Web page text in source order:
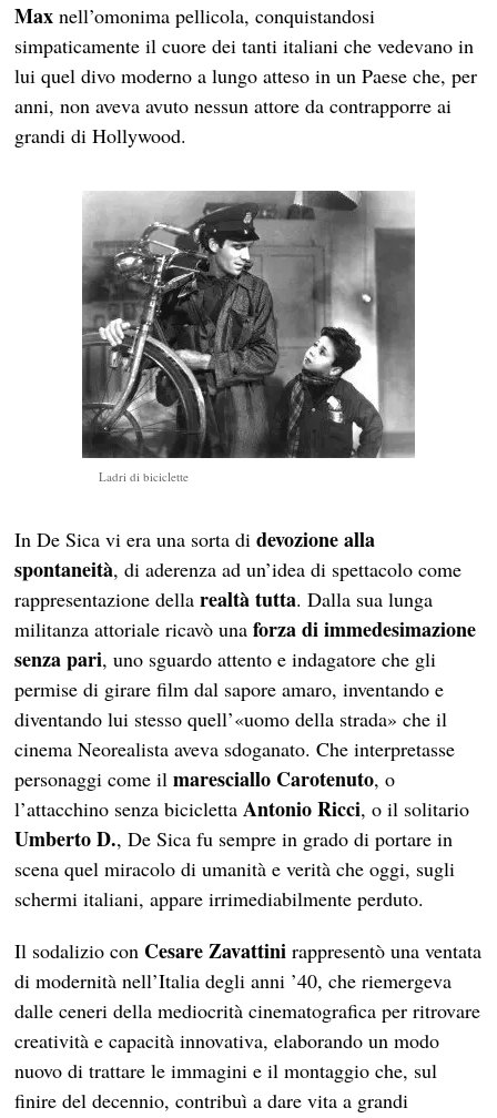
Max nell’omonima pellicola, conquistandosi
simpaticamente il cuore dei tanti italiani che vedevano in
lui quel divo moderno a lungo atteso in un Paese che, per
anni, non aveva avuto nessun attore da contrapporre ai
grandi di Hollywood.
Ladri di biciclette
In De Sica vi era una sorta didevozione alla
spontaneità, di aderenza ad un’idea di spettacolo come
rappresentazione della realtà tutta. Dalla sua lunga
militanza attoriale ricavò unaforza di immedesimazione
senza pari, uno sguardo attento e indagatore che gli
permise di girare film dal sapore amaro, inventando e
diventando lui stesso quell’«uomo della strada» che il
cinema Neorealista aveva sdoganato. Che interpretasse
personaggi come ilmaresciallo Carotenuto, o
l’attacchino senza biciclettaAntonio Ricci, o il solitario
Umberto D., De Sica fu sempre in grado di portare in
scena quel miracolo di umanità e verità che oggi, sugli
schermi italiani, appare irrimediabilmente perduto.
Il sodalizio con Cesare Zavattini rappresentò una ventata
di modernità nell’Italia degli anni ’40, che riemergeva
dalle ceneri della mediocrità cinematografica per ritrovare
creatività e capacità innovativa, elaborando un modo
nuovo di trattare le immagini e il montaggio che, sul
finire del decennio, contribuì a dare vita a grandi